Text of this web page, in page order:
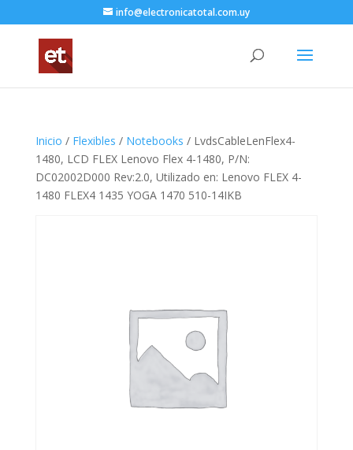
info@electronicatotal.com.uy
Inicio / Flexibles / Notebooks / LvdsCableLenFlex4-
1480, LCD FLEX Lenovo Flex 4-1480, P/N:
DC02002D000 Rev:2.0, Utilizado en: Lenovo FLEX 4-
1480 FLEX4 1435 YOGA 1470 510-14IKB